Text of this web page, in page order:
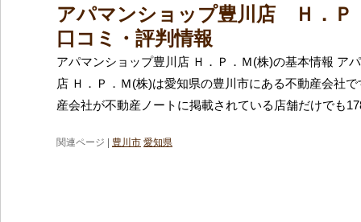
アパマンショップ豊川店 Ｈ．Ｐ
口コミ・評判情報
アパマンショップ豊川店 Ｈ．Ｐ．Ｍ(株)の基本情報 ア
店 Ｈ．Ｐ．Ｍ(株)は愛知県の豊川市にある不動産会社
産会社が不動産ノートに掲載されている店舗だけでも
関連ページ | 豊川市 愛知県